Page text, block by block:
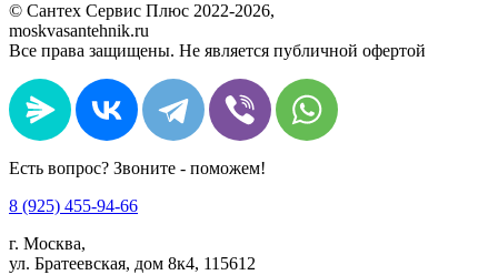
© Сантех Сервис Плюс 2022-2026,
moskvasantehnik.ru
Все права защищены. Не является публичной офертой
Есть вопрос? Звоните - поможем!
8 (925) 455-94-66
г. Москва,
ул. Братеевская, дом 8к4, 115612